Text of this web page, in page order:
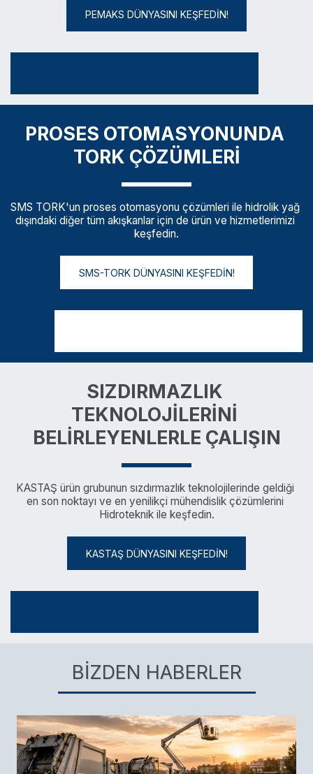
PEMAKS DÜNYASINI KEŞFEDİN!
PROSES OTOMASYONUNDA
TORK ÇÖZÜMLERİ
SMS TORK'un proses otomasyonu çözümleri ile hidrolik yağ
dışındaki diğer tüm akışkanlar için de ürün ve hizmetlerimizi
keşfedin.
SMS-TORK DÜNYASINI KEŞFEDİN!
SIZDIRMAZLIK
TEKNOLOJİLERİNİ
BELİRLEYENLERLE ÇALIŞIN
KASTAŞ ürün grubunun sızdırmazlık teknolojilerinde geldiği
en son noktayı ve en yenilikçi mühendislik çözümlerini
Hidroteknik ile keşfedin.
KASTAŞ DÜNYASINI KEŞFEDİN!
BIZDEN HABERLER